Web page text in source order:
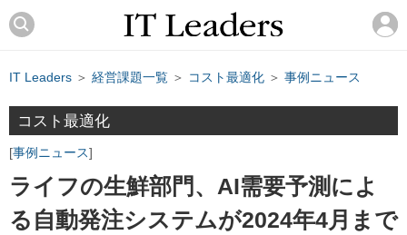
IT Leaders ＞ 経営課題一覧 ＞ コスト最適化 ＞ 事例ニュース
コスト最適化
事例ニュース
ライフの生鮮部門、AI需要予測によ
る自動発注システムが2024年4月まで